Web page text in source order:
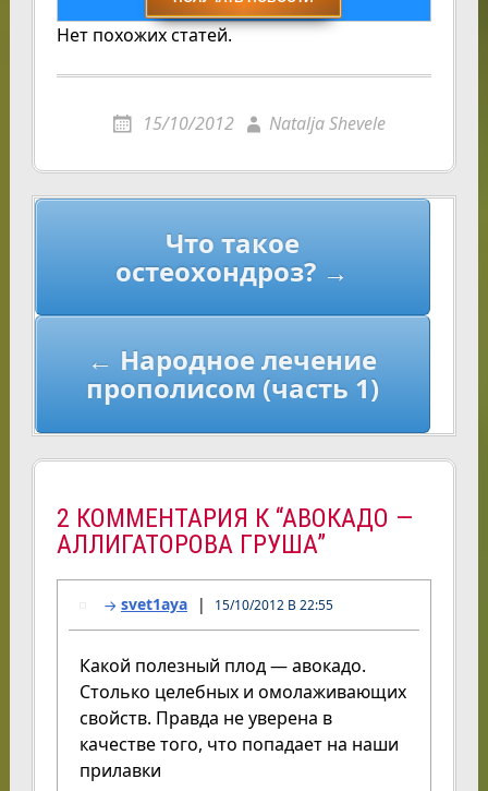
Нет похожих статей.
15/10/2012 Natalja Shevele
Навигация
записям
Что такое
остеохондроз? →
← Народное лечение
прополисом (часть 1)
2 КОММЕНТАРИЯ К “АВОКАДО —
АЛЛИГАТОРОВА ГРУША”
svet1aya 15/10/2012 В 22:55
Какой полезный плод — авокадо.
Столько целебных и омолаживающих
свойств. Правда не уверена в
качестве того, что попадает на наши
прилавки